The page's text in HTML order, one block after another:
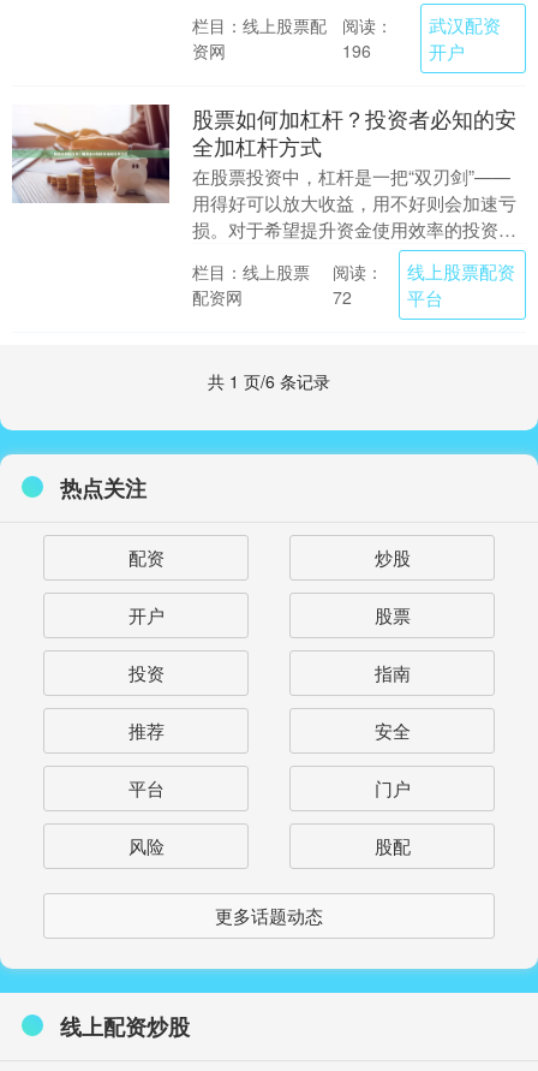
解配资的基本逻辑和潜在风险至关重要。
本文将系统介绍股....
栏目：线上股票配
资网
阅读：
196
武汉配资
开户
股票如何加杠杆？投资者必知的安
全加杠杆方式
在股票投资中，杠杆是一把“双刃剑”——
用得好可以放大收益，用不好则会加速亏
损。对于希望提升资金使用效率的投资者
来说线上股票配资平台，了解如何安全地
使用杠杆至关重....
栏目：线上股票
配资网
阅读：
72
线上股票配资
平台
共 1 页/6 条记录
热点关注
配资 炒股
开户 股票
投资 指南
推荐 安全
平台 门户
风险 股配
更多话题动态
线上配资炒股